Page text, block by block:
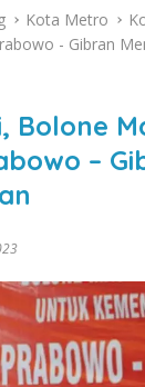
Kota Metro
- Gibran
Bolone
–